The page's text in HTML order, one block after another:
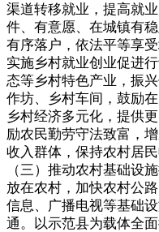
渠道转移就业，提高就
件、有意愿、在城镇有
有序落户，依法平等享
实施乡村就业创业促进
态等乡村特色产业，振
作坊、乡村车间，鼓励
乡村经济多元化，提供
励农民勤劳守法致富，
收入群体，保持农村居
（三）推动农村基础设
放在农村，加快农村公
信息、广播电视等基础
通。以示范县为载体全